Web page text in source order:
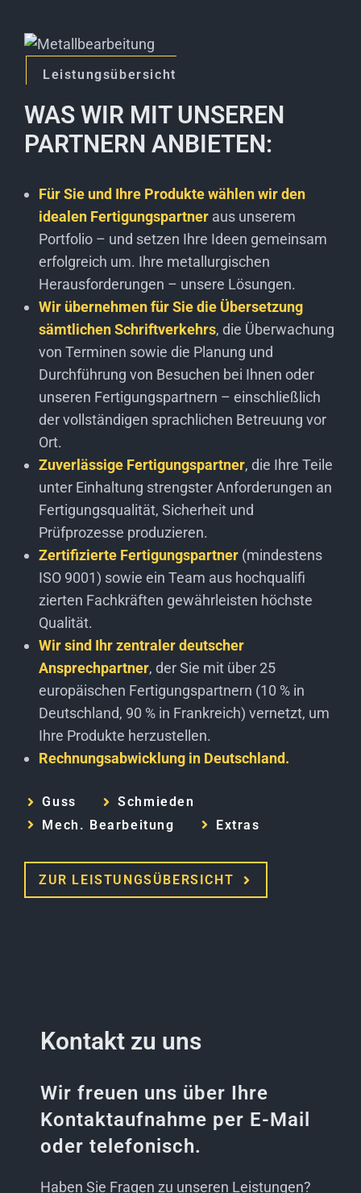
Leistungsübersicht
WAS WIR MIT UNSEREN
PARTNERN ANBIETEN:
Für Sie und Ihre Produkte wählen wir den
idealen Fertigungspartner aus unserem
Portfolio – und setzen Ihre Ideen gemeinsam
erfolgreich um. Ihre metallurgischen
Herausforderungen – unsere Lösungen.
Wir übernehmen für Sie die Übersetzung
sämtlichen Schriftverkehrs, die Überwachung
von Terminen sowie die Planung und
Durchführung von Besuchen bei Ihnen oder
unseren Fertigungspartnern – einschließlich
der vollständigen sprachlichen Betreuung vor
Ort.
Zuverlässige Fertigungspartner, die Ihre Teile
unter Einhaltung strengster Anforderungen an
Fertigungsqualität, Sicherheit und
Prüfprozesse produzieren.
Zertifizierte Fertigungspartner (mindestens
ISO 9001) sowie ein Team aus hochqualifi
zierten Fachkräften gewährleisten höchste
Qualität.
Wir sind Ihr zentraler deutscher
Ansprechpartner, der Sie mit über 25
europäischen Fertigungspartnern (10 % in
Deutschland, 90 % in Frankreich) vernetzt, um
Ihre Produkte herzustellen.
Rechnungsabwicklung in Deutschland.
Guss
Schmieden
Mech. Bearbeitung
Extras
ZUR LEISTUNGSÜBERSICHT
Kontakt zu uns
Wir freuen uns über Ihre
Kontaktaufnahme per E-Mail
oder telefonisch.
Haben Sie Fragen zu unseren Leistungen?